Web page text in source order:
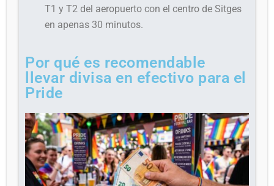
T1 y T2 del aeropuerto con el centro de Sitges
en apenas 30 minutos.
Por qué es recomendable
llevar divisa en efectivo para el
Pride